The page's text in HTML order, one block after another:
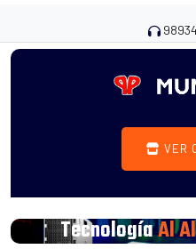
VER
TecnologíaAl